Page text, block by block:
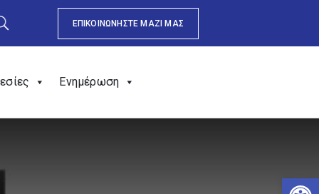
ΕΠΙΚΟΙΝΩΝΗΣΤΕ ΜΑΖΙ ΜΑΣ
Ενημέρωση